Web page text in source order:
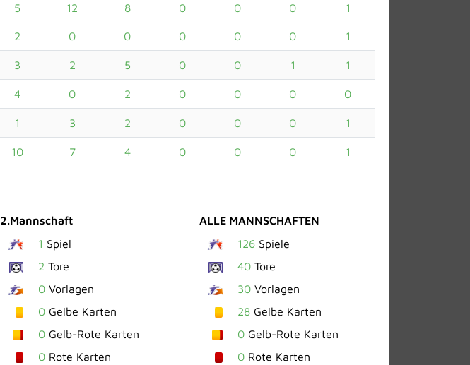
5 12 8 0 0 0 1
2 0 0 0 0 0 1
3 2 5 0 0 1 1
4 0 2 0 0 0 0
1 3 2 0 0 0 1
10 7 4 0 0 0 1
2.Mannschaft
1 Spiel
2 Tore
0 Vorlagen
0 Gelbe Karten
0 Gelb-Rote Karten
0 Rote Karten
ALLE MANNSCHAFTEN
126Spiele
40Tore
30Vorlagen
28Gelbe Karten
0Gelb-Rote Karten
0Rote Karten